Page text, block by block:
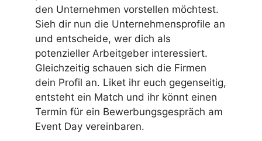
den Unternehmen vorstellen möchtest.
Sieh dir nun die Unternehmensprofile an
und entscheide, wer dich als
potenzieller Arbeitgeber interessiert.
Gleichzeitig schauen sich die Firmen
dein Profil an. Liket ihr euch gegenseitig,
entsteht ein Match und ihr könnt einen
Termin für ein Bewerbungsgespräch am
Event Day vereinbaren.